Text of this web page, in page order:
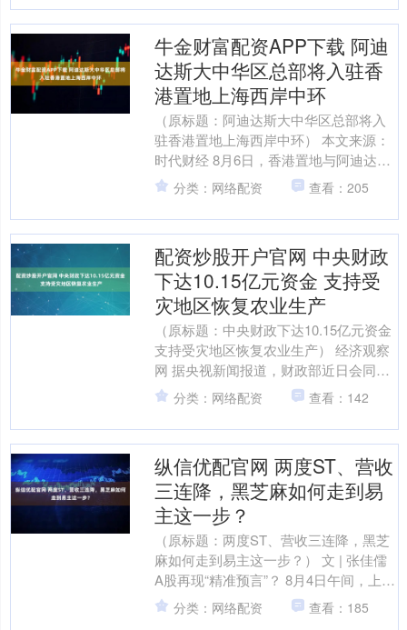
牛金财富配资APP下载 阿迪
达斯大中华区总部将入驻香
港置地上海西岸中环
（原标题：阿迪达斯大中华区总部将入
驻香港置地上海西岸中环） 本文来源：
时代财经 8月6日，香港置地与阿迪达斯
宣布，阿迪达斯将于2026年第四季度入
驻上海西岸中环....
分类：网络配资 查看：205
配资炒股开户官网 中央财政
下达10.15亿元资金 支持受
灾地区恢复农业生产
（原标题：中央财政下达10.15亿元资金
支持受灾地区恢复农业生产） 经济观察
网 据央视新闻报道，财政部近日会同农
业农村部、水利部下达农业防灾减灾和
水利救灾资金....
分类：网络配资 查看：142
纵信优配官网 两度ST、营收
三连降，黑芝麻如何走到易
主这一步？
（原标题：两度ST、营收三连降，黑芝
麻如何走到易主这一步？） 文 | 张佳儒
A股再现“精准预言”？ 8月4日午间，上市
公司黑芝麻公告，公司控股股东正在筹
划股份....
分类：网络配资 查看：185